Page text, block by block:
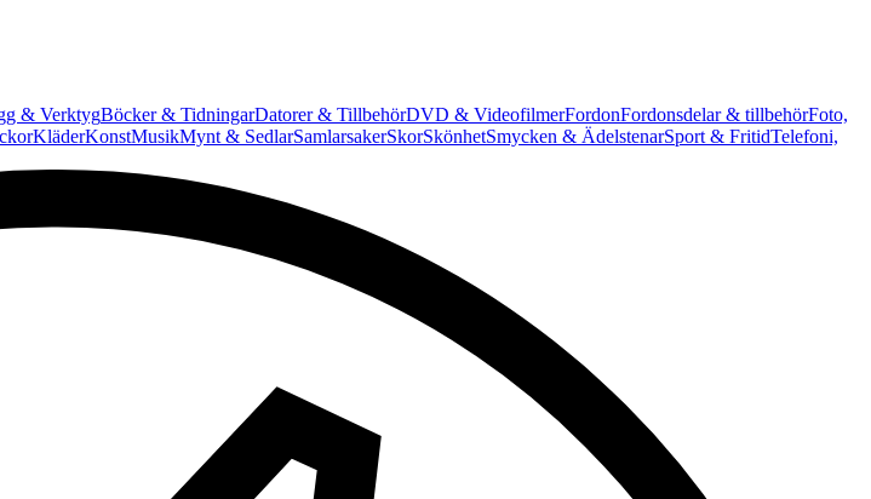
& VerktygBöcker & TidningarDatorer & TillbehörDVD & VideofilmerFordonFordonsdelar & tillbehörFoto,
KläderKonstMusikMynt & SedlarSamlarsakerSkorSkönhetSmycken & ÄdelstenarSport & FritidTelefoni,